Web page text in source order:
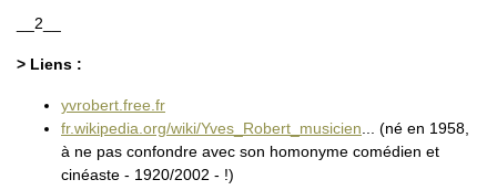
__2__
> Liens :
yvrobert.free.fr
fr.wikipedia.org/wiki/Yves_Robert_musicien... (né en 1958,
à ne pas confondre avec son homonyme comédien et
cinéaste - 1920/2002 - !)